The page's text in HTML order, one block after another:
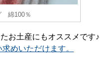
綿100％
お土産にもオススメです♪
めいただけます。